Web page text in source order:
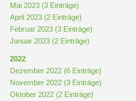
Realschulbildungsgang
und
6
Mai 2023 (3 Einträge)
April 2023 (2 Einträge)
Februar 2023 (3 Einträge)
Januar 2023 (2 Einträge)
2022
Dezember 2022 (6 Einträge)
November 2022 (3 Einträge)
Oktober 2022 (2 Einträge)